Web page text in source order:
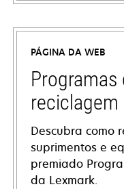
abre
em
nova
guia
PÁGINA DA WEB
Descubra como
suprimentos e
premiado
da Lexmark.